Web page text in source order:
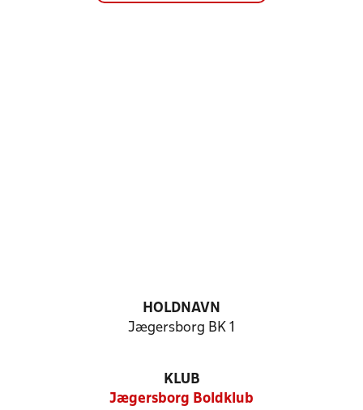
HOLDNAVN
Jægersborg BK 1
KLUB
Jægersborg Boldklub